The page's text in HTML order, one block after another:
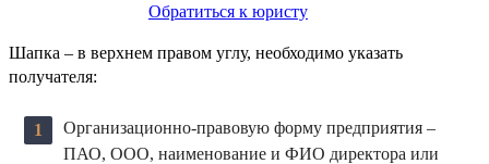
Обратиться к юристу
Шапка – в верхнем правом углу, необходимо указать
получателя:
Организационно-правовую форму предприятия –
ПАО, ООО, наименование и ФИО директора или